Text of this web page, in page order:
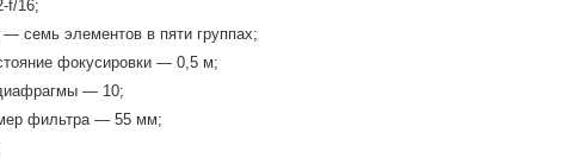
f/16;
семь элементов в пяти группах;
фокусировки — 0,5 м;
— 10;
фильтра — 55 мм;